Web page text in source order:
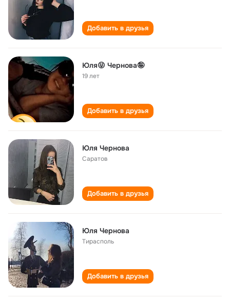
Добавить в друзья
Юля😝 Чернова🤪
19 лет
Добавить в друзья
Юля Чернова
Саратов
Добавить в друзья
Юля Чернова
Тирасполь
Добавить в друзья